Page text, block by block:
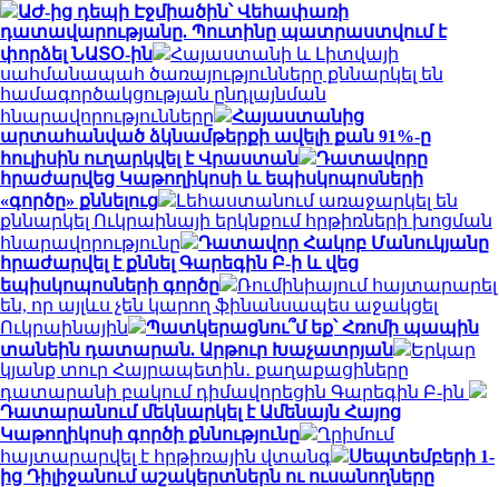
ԱԺ-ից դեպի Էջմիածին՝ Վեհափառի
դատավարությանը. Պուտինը պատրաստվում է
փորձել ՆԱՏՕ-ին
Հայաստանի և Լիտվայի
սահմանապահ ծառայությունները քննարկել են
համագործակցության ընդլայնման
հնարավորությունները
Հայաստանից
արտահանված ձկնամթերքի ավելի քան 91%-ը
հուլիսին ուղարկվել է Վրաստան
Դատավորը
հրաժարվեց Կաթողիկոսի և եպիսկոպոսների
«գործը» քննելուց
Լեհաստանում առաջարկել են
քննարկել Ուկրաինայի երկնքում հրթիռների խոցման
հնարավորությունը
Դատավոր Հակոբ Մանուկյանը
հրաժարվել է քննել Գարեգին Բ-ի և վեց
եպիսկոպոսների գործը
Ռումինիայում հայտարարել
են, որ այլևս չեն կարող ֆինանսապես աջակցել
Ուկրաինային
Պատկերացնու՞մ եք՝ Հռոմի պապին
տանեին դատարան. Արթուր Խաչատրյան
Երկար
կյանք տուր Հայրապետին․ քաղաքացիները
դատարանի բակում դիմավորեցին Գարեգին Բ-ին
Դատարանում մեկնարկել է Ամենայն Հայոց
Կաթողիկոսի գործի քննությունը
Ղրիմում
հայտարարվել է հրթիռային վտանգ
Սեպտեմբերի 1-
ից Դիլիջանում աշակերտներն ու ուսանողները